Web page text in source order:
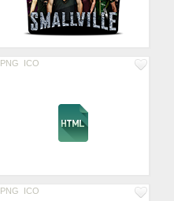
PNG ICO
PNG ICO